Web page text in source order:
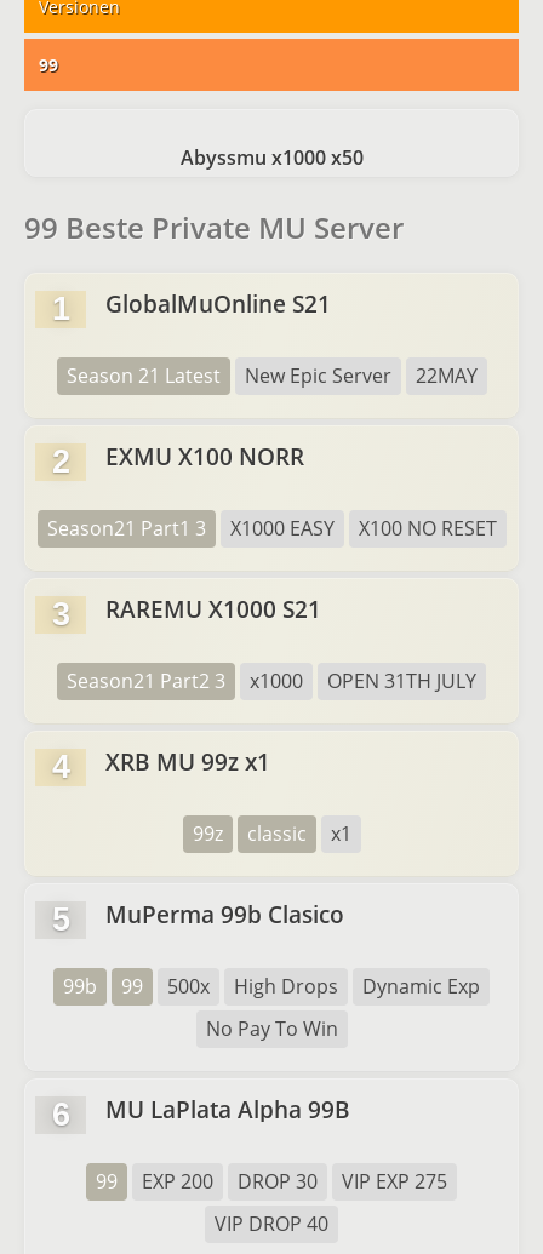
Versionen
99
Abyssmu x1000 x50
99 Beste Private MU Server
1 GlobalMuOnline S21
Season 21 Latest New Epic Server 22MAY
2 EXMU X100 NORR
Season21 Part1 3 X1000 EASY X100 NO RESET
3 RAREMU X1000 S21
Season21 Part2 3 x1000 OPEN 31TH JULY
4 XRB MU 99z x1
99z classic x1
5 MuPerma 99b Clasico
99b 99 500x High Drops
Dynamic Exp
No Pay To Win
6 MU LaPlata Alpha 99B
99 EXP 200 DROP 30
VIP EXP 275
VIP DROP 40